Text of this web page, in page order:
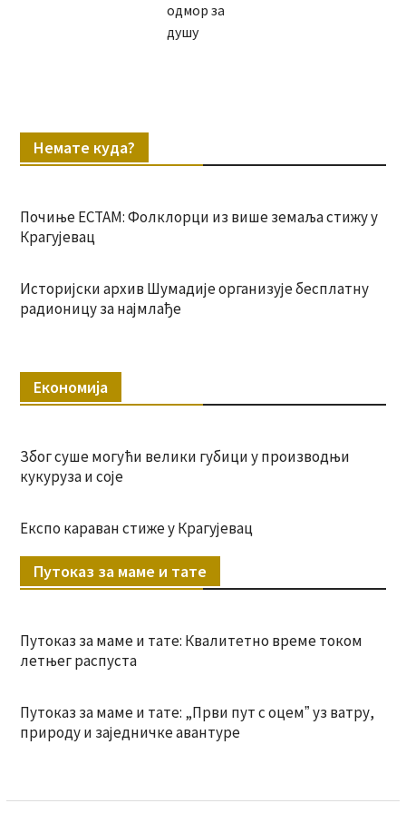
одмор за
душу
Немате куда?
Почиње ЕСТАМ: Фолклорци из више земаља стижу у
Крагујевац
Историјски архив Шумадије организује бесплатну
радионицу за најмлађе
Економија
Због суше могући велики губици у производњи
кукуруза и соје
Експо караван стиже у Крагујевац
Путоказ за маме и тате
Путоказ за маме и тате: Квалитетно време током
летњег распуста
Путоказ за маме и тате: „Први пут с оцемˮ уз ватру,
природу и заједничке авантуре